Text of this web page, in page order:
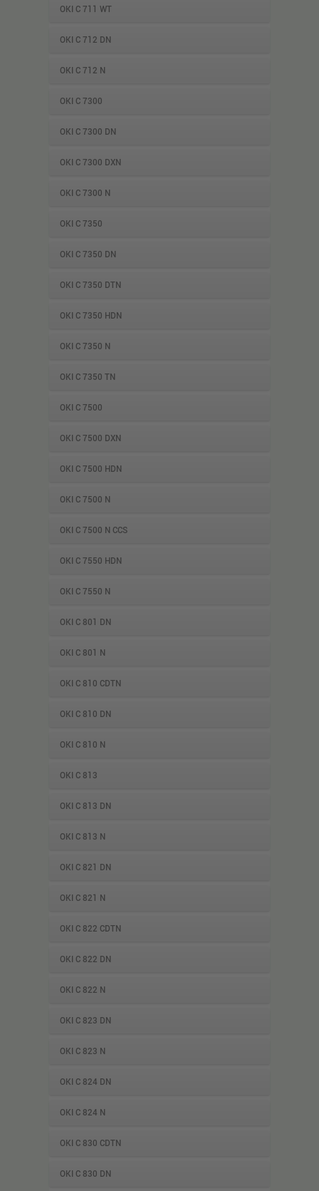
OKI C 711 WT
OKI C 712 DN
OKI C 712 N
OKI C 7300
OKI C 7300 DN
OKI C 7300 DXN
OKI C 7300 N
OKI C 7350
OKI C 7350 DN
OKI C 7350 DTN
OKI C 7350 HDN
OKI C 7350 N
OKI C 7350 TN
OKI C 7500
OKI C 7500 DXN
OKI C 7500 HDN
OKI C 7500 N
OKI C 7500 N CCS
OKI C 7550 HDN
OKI C 7550 N
OKI C 801 DN
OKI C 801 N
OKI C 810 CDTN
OKI C 810 DN
OKI C 810 N
OKI C 813
OKI C 813 DN
OKI C 813 N
OKI C 821 DN
OKI C 821 N
OKI C 822 CDTN
OKI C 822 DN
OKI C 822 N
OKI C 823 DN
OKI C 823 N
OKI C 824 DN
OKI C 824 N
OKI C 830 CDTN
OKI C 830 DN